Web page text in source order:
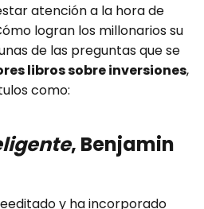
atención a la hora de
logran los millonarios su
de las preguntas que se
libros sobre inversiones,
como:
, Benjamin
y ha incorporado